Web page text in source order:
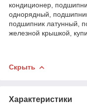
кондиционер,
однорядный,
подшипник латунный,
железной крышкой,
Скрыть
Характеристики